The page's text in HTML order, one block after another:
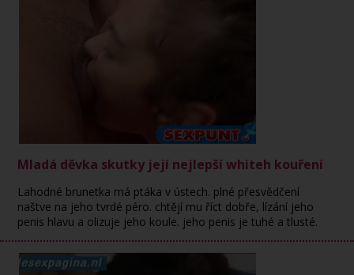
Mladá děvka skutky její nejlepší whiteh kouření
Lahodné brunetka má ptáka v ústech. plné přesvědčení
naštve na jeho tvrdé péro. chtějí mu říct dobře, lízání jeho
penis hlavu a olizuje jeho koule. jeho penis je tuhé a tlusté.